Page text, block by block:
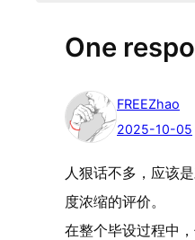
One
FREEZhao
2025-10-05
人狠话不多，应该
度浓缩的评价。
在整个毕设过程中